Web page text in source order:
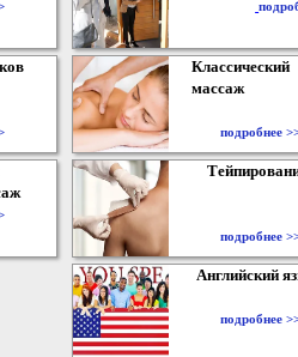
Классический
массаж
подробнее
подробнее
Английский
подробнее